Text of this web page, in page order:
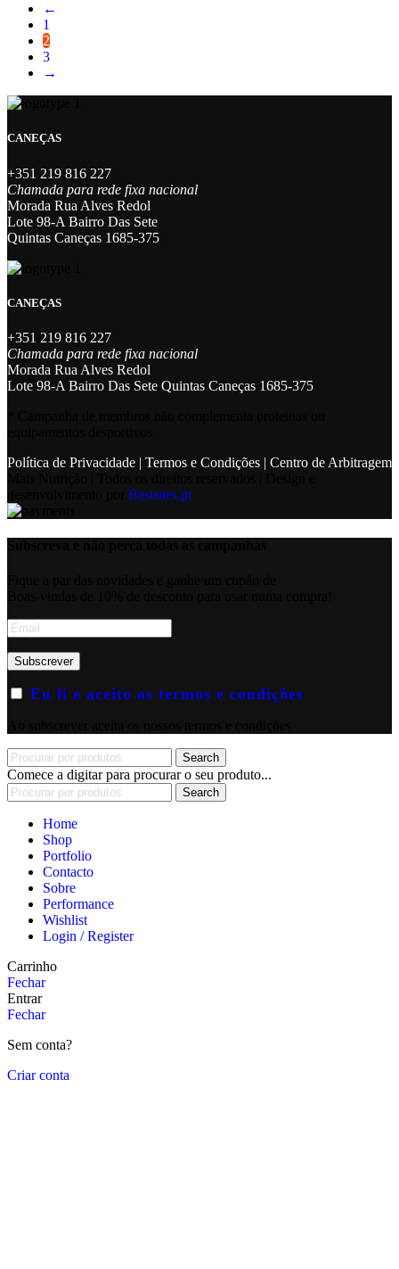
←
1
2
3
→
CANEÇAS
+351 219 816 227
Chamada para rede fixa nacional
Morada Rua Alves Redol
Lote 98-A Bairro Das Sete
Quintas Caneças 1685-375
CANEÇAS
+351 219 816 227
Chamada para rede fixa nacional
Morada Rua Alves Redol
Lote 98-A Bairro Das Sete Quintas Caneças 1685-375
Política de Privacidade | Termos e Condições | Centro de Arbitragem
Bestsites.pt
Eu li e aceito os termos e condições
Search
Comece a digitar para procurar o seu produto...
Search
Home
Shop
Portfolio
Contacto
Sobre
Performance
Wishlist
Login / Register
Carrinho
Fechar
Entrar
Fechar
Sem conta?
Criar conta